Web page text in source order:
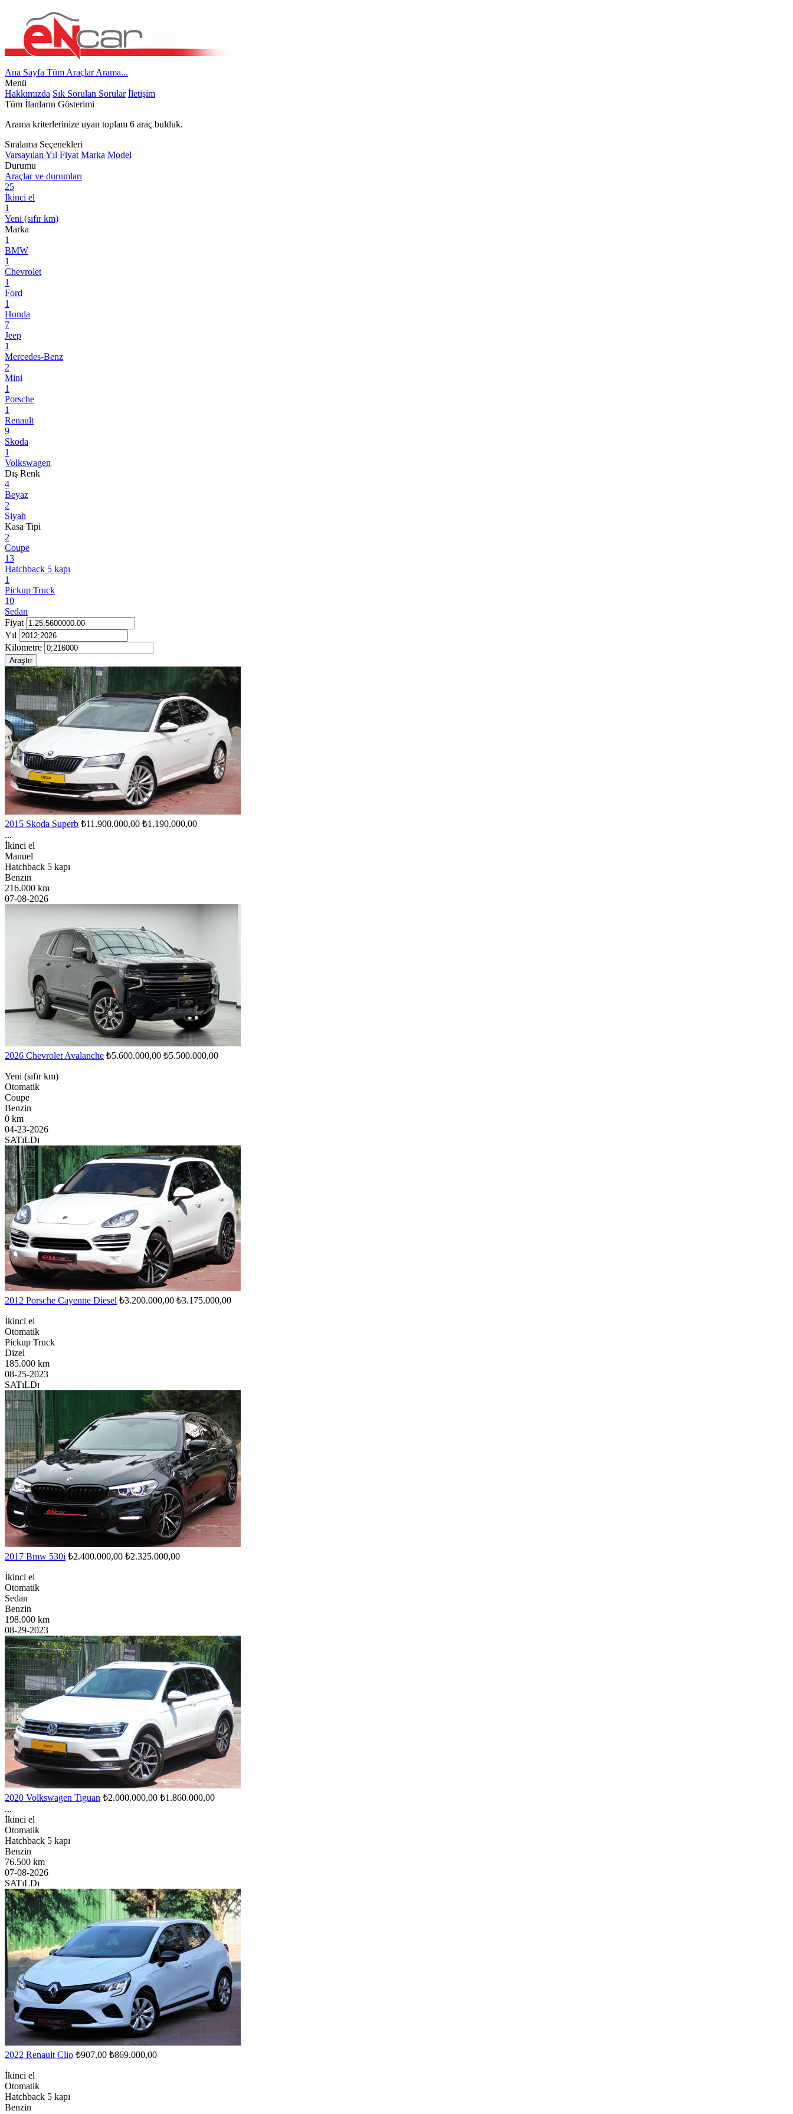
Ana Sayfa Tüm AraçlarArama...
Menü
Hakkımızda Sık Sorulan Sorular İletişim
Tüm İlanların Gösterimi
Arama kriterlerinize uyan toplam 6 araç bulduk.
Sıralama Seçenekleri
Varsayılan Yıl Fiyat Marka Model
Durumu
Araçlar ve durumları
25
İkinci el
1
Yeni (sıfır km)
Marka
1
BMW
1
Chevrolet
1
Ford
1
Honda
7
Jeep
1
Mercedes-Benz
2
Mini
1
Porsche
1
Renault
9
Skoda
1
Volkswagen
Dış Renk
4
Beyaz
2
Siyah
Kasa Tipi
2
Coupe
13
Hatchback 5 kapı
1
Pickup Truck
10
Sedan
Fiyat
Yıl
Kilometre
Araştır
2015 Skoda Superb ₺11.900.000,00 ₺1.190.000,00
...
İkinci el
Manuel
Hatchback 5 kapı
Benzin
216.000 km
07-08-2026
2026 Chevrolet Avalanche ₺5.600.000,00 ₺5.500.000,00
Yeni (sıfır km)
Otomatik
Coupe
Benzin
0 km
04-23-2026
SATıLDı
2012 Porsche Cayenne Diesel ₺3.200.000,00 ₺3.175.000,00
İkinci el
Otomatik
Pickup Truck
Dizel
185.000 km
08-25-2023
SATıLDı
2017 Bmw 530i ₺2.400.000,00 ₺2.325.000,00
İkinci el
Otomatik
Sedan
Benzin
198.000 km
08-29-2023
2020 Volkswagen Tiguan ₺2.000.000,00 ₺1.860.000,00
...
İkinci el
Otomatik
Hatchback 5 kapı
Benzin
76.500 km
07-08-2026
SATıLDı
2022 Renault Clio ₺907,00 ₺869.000,00
İkinci el
Otomatik
Hatchback 5 kapı
Benzin